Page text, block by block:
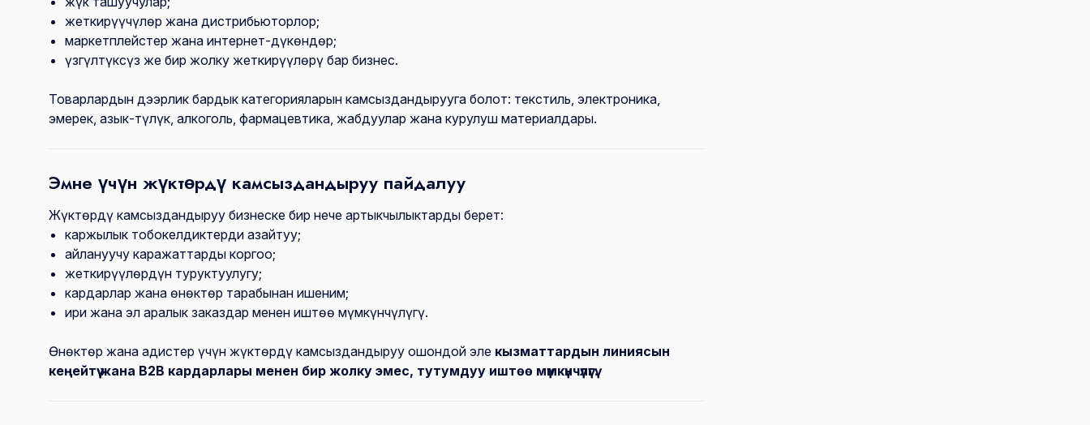
жеткирүүчүлөр жана дистрибьюторлор;
маркетплейстер жана интернет-дүкөндөр;
үзгүлтүксүз же бир жолку жеткирүүлөрү бар бизнес.
Товарлардын дээрлик бардык категорияларын камсыздандырууга болот: текстиль, электроника,
эмерек, азык-түлүк, алкоголь, фармацевтика, жабдуулар жана курулуш материалдары.
Эмне үчүн жүктөрдү камсыздандыруу пайдалуу
Жүктөрдү камсыздандыруу бизнеске бир нече артыкчылыктарды берет:
каржылык тобокелдиктерди азайтуу;
айлануучу каражаттарды коргоо;
жеткирүүлөрдүн туруктуулугу;
кардарлар жана өнөктөр тарабынан ишеним;
ири жана эл аралык заказдар менен иштөө мүмкүнчүлүгү.
Өнөктөр жана адистер үчүн жүктөрдү камсыздандыруу ошондой эле кызматтардын линиясын
кеңейтүү жана B2B кардарлары менен бир жолку эмес, тутумдуу иштөө мүмкүнчүлүгү.